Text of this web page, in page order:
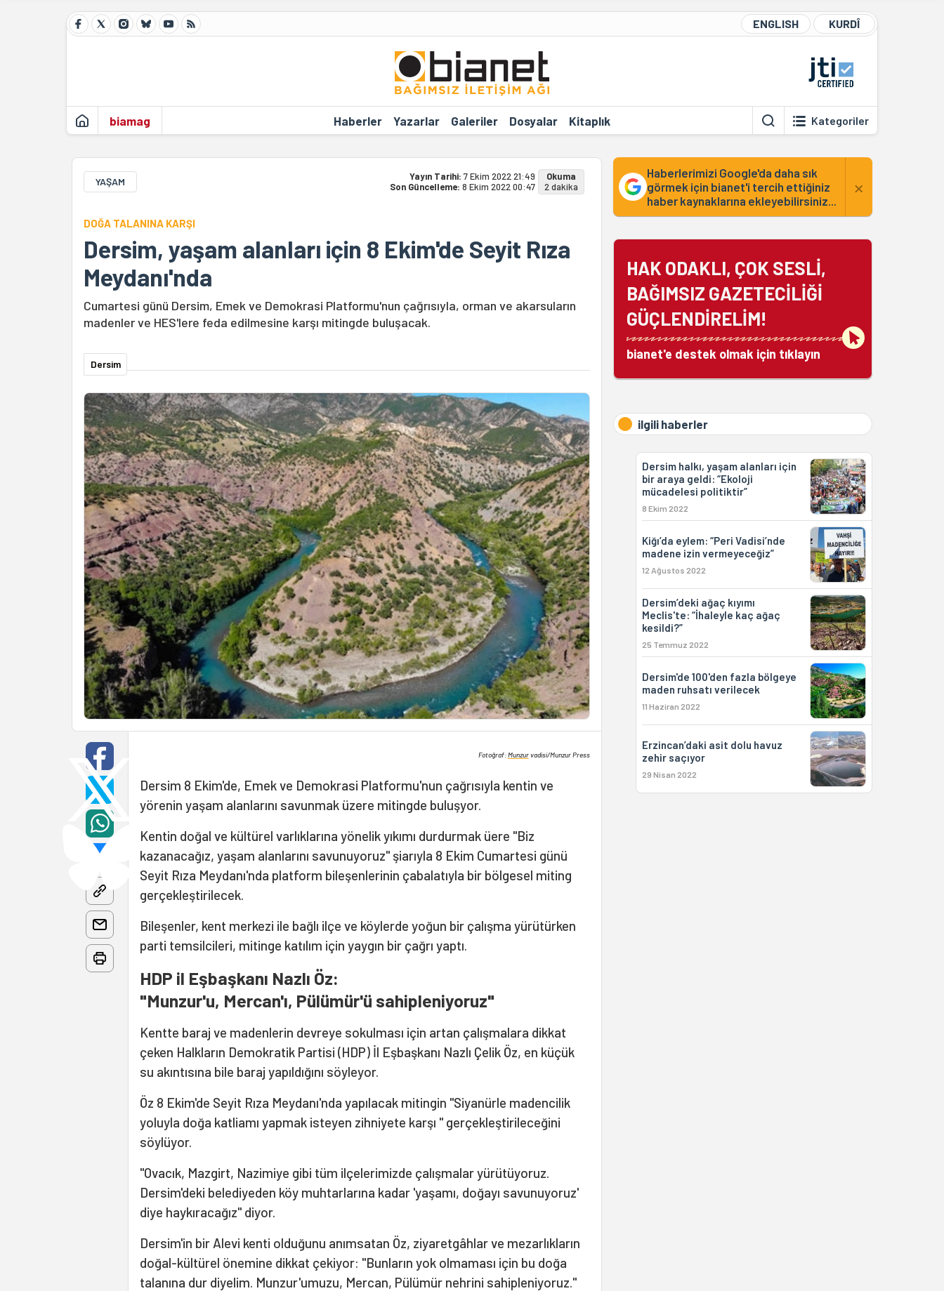
ENGLISH KURDÎ
biamag Haberler Yazarlar Galeriler Dosyalar Kitaplık Kategoriler
YAŞAM Yayın Tarihi: 7 Ekim 2022 21:49
Son Güncelleme: 8 Ekim 2022 00:47
Okuma
2 dakika
DOĞA TALANINA KARŞI
Dersim, yaşam alanları için 8 Ekim'de Seyit Rıza
Meydanı'nda
Cumartesi günü Dersim, Emek ve Demokrasi Platformu'nun çağrısıyla, orman ve akarsuların
madenler ve HES'lere feda edilmesine karşı mitingde buluşacak.
Dersim
Fotoğraf:Munzurvadisi/Munzur Press
Dersim 8 Ekim'de, Emek ve Demokrasi Platformu'nun çağrısıyla kentin ve
yörenin yaşam alanlarını savunmak üzere mitingde buluşyor.
Kentin doğal ve kültürel varlıklarına yönelik yıkımı durdurmak üere "Biz
kazanacağız, yaşam alanlarını savunuyoruz" şiarıyla 8 Ekim Cumartesi günü
Seyit Rıza Meydanı'nda platform bileşenlerinin çabalatıyla bir bölgesel miting
gerçekleştirilecek.
Bileşenler, kent merkezi ile bağlı ilçe ve köylerde yoğun bir çalışma yürütürken
parti temsilcileri, mitinge katılım için yaygın bir çağrı yaptı.
HDP il Eşbaşkanı Nazlı Öz:
"Munzur'u, Mercan'ı, Pülümür'ü sahipleniyoruz"
Kentte baraj ve madenlerin devreye sokulması için artan çalışmalara dikkat
çeken Halkların Demokratik Partisi (HDP) İl Eşbaşkanı Nazlı Çelik Öz, en küçük
su akıntısına bile baraj yapıldığını söyleyor.
Öz 8 Ekim'de Seyit Rıza Meydanı'nda yapılacak mitingin "Siyanürle madencilik
yoluyla doğa katliamı yapmak isteyen zihniyete karşı " gerçekleştirileceğini
söylüyor.
"Ovacık, Mazgirt, Nazimiye gibi tüm ilçelerimizde çalışmalar yürütüyoruz.
Dersim'deki belediyeden köy muhtarlarına kadar 'yaşamı, doğayı savunuyoruz'
diye haykıracağız" diyor.
Dersim'in bir Alevi kenti olduğunu anımsatan Öz, ziyaretgâhlar ve mezarlıkların
doğal-kültürel önemine dikkat çekiyor: "Bunların yok olmaması için bu doğa
talanına dur diyelim. Munzur'umuzu, Mercan, Pülümür nehrini sahipleniyoruz."
Haberlerimizi Google'da daha sık
görmek için bianet'i tercih ettiğiniz
haber kaynaklarına ekleyebilirsiniz...
×
HAK ODAKLI, ÇOK SESLİ,
BAĞIMSIZ GAZETECİLİĞİ
GÜÇLENDİRELİM!
bianet'e destek olmak için tıklayın
ilgili haberler
Dersim halkı, yaşam alanları için
bir araya geldi: “Ekoloji
mücadelesi politiktir”
8 Ekim 2022
Kiğı’da eylem: “Peri Vadisi’nde
madene izin vermeyeceğiz”
12 Ağustos 2022
Dersim’deki ağaç kıyımı
Meclis'te: “İhaleyle kaç ağaç
kesildi?”
25 Temmuz 2022
Dersim'de 100'den fazla bölgeye
maden ruhsatı verilecek
11 Haziran 2022
Erzincan’daki asit dolu havuz
zehir saçıyor
29 Nisan 2022